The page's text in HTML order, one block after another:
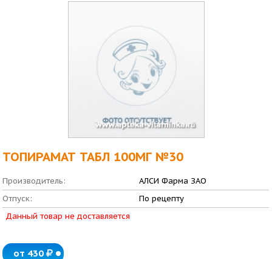
ТОПИРАМАТ ТАБЛ 100МГ №30
Производитель:
АЛСИ Фарма ЗАО
Отпуск:
По рецепту
Данный товар не доставляется
от 430